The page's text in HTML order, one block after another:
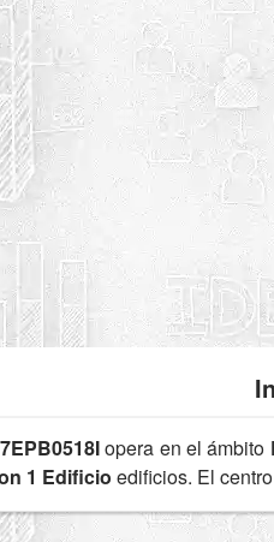
opera en el ámbito
1 Edificio edificios. El